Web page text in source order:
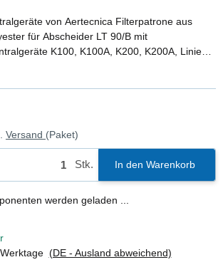
von Aertecnica Filterpatrone aus
für Abscheider LT 90/B mit
K100, K100A, K200, K200A, Linie
Versand (Paket)
Stk. In den Warenkorb
werden geladen ...
(DE - Ausland abweichend)